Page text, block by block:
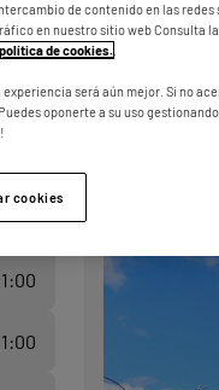
de contenido en las redes
en nuestro sitio web Consulta
de cookies.
experiencia será aún mejor. Si no
oponerte a su uso
cookies